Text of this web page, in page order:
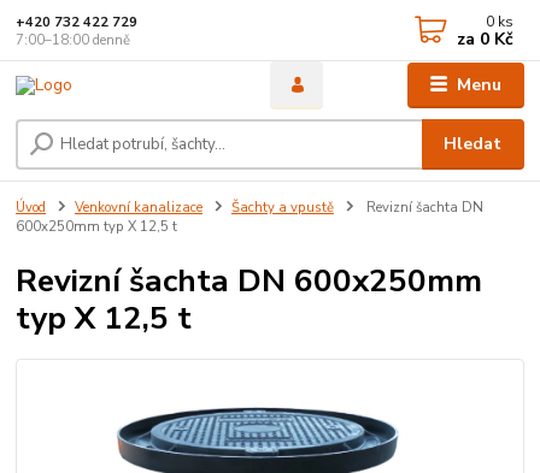
Menu
Hledat
+420 732 422 729
7:00–18:00 denně
0 ks
za 0 Kč
Úvod Venkovní kanalizace Šachty a vpustě
Revizní šachta DN
600x250mm typ X 12,5 t
Revizní šachta DN 600x250mm
typ X 12,5 t